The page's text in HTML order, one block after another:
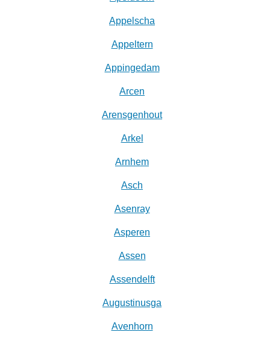
Appelscha
Appeltern
Appingedam
Arcen
Arensgenhout
Arkel
Arnhem
Asch
Asenray
Asperen
Assen
Assendelft
Augustinusga
Avenhorn